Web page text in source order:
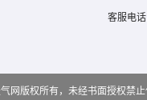
客服电
气网版权所有，未经书面授权